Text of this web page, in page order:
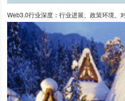
Web3.0行业深度：行业进展、政策环境、